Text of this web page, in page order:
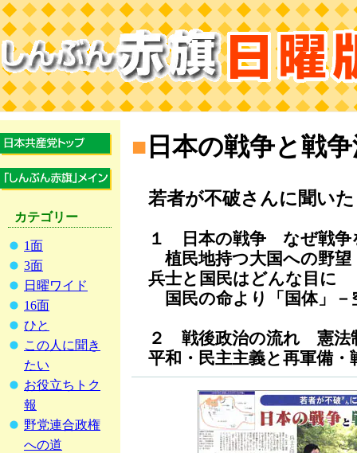
カテゴリー
1面
3面
日曜ワイド
16面
ひと
この人に聞き
たい
お役立ちトク
報
野党連合政権
への道
■ 日本の戦争と戦
若者が不破さんに聞いた
１ 日本の戦争 なぜ戦争
植民地持つ大国への野望
兵士と国民はどんな目に
国民の命より「国体」－
２ 戦後政治の流れ 憲法
平和・民主主義と再軍備・